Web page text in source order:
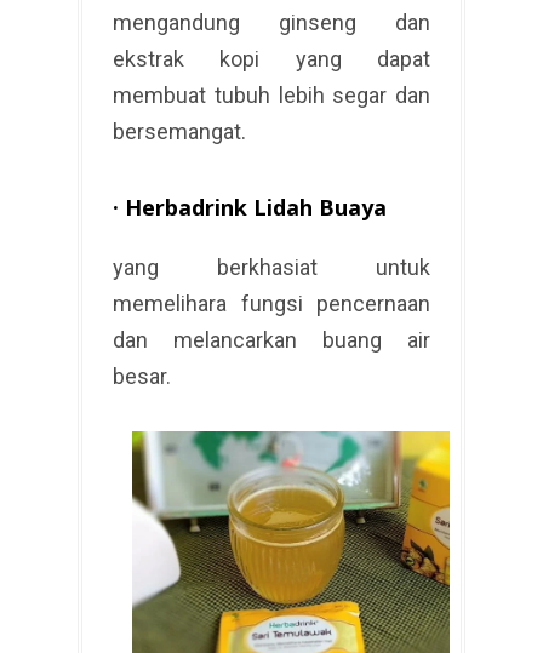
mengandung ginseng dan
ekstrak kopi yang dapat
membuat tubuh lebih segar dan
bersemangat.
· Herbadrink Lidah Buaya
yang berkhasiat untuk
memelihara fungsi pencernaan
dan melancarkan buang air
besar.